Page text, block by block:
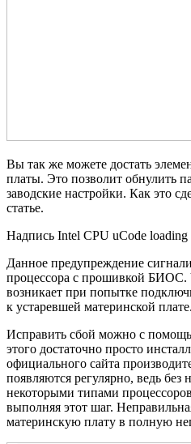
Вы так же можете достать
платы. Это позволит обнулить
заводские настройки. Как это
статье.
Надпись Intel CPU uCode loading
Данное предупреждение
процессора с прошивкой БИОС.
возникает при попытке
к устаревшей материнской плате.
Исправить сбой можно с
этого достаточно просто
официального сайта
появляются регулярно, ведь без
некоторыми типами
выполняя этот шаг.
материнскую плату в полную